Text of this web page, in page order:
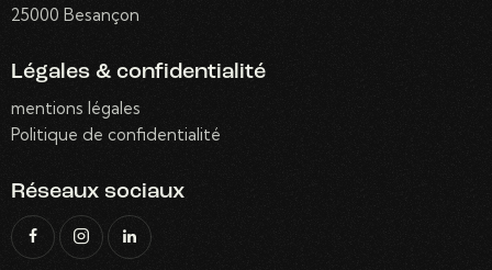
25000 Besançon
Légales & confidentialité
mentions légales
Politique de confidentialité
Réseaux sociaux